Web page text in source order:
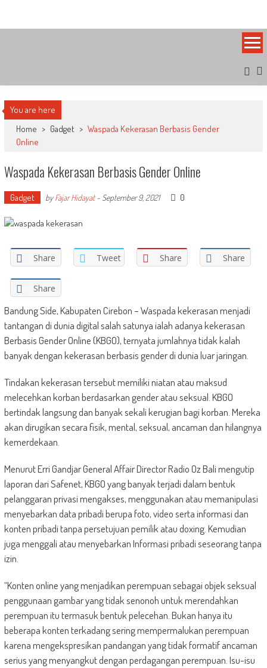
content
You are here
Home > Gadget > Waspada Kekerasan Berbasis Gender
Online
Waspada Kekerasan Berbasis Gender Online
Gadget byFajar Hidayat- September 9, 2021 0
Share Tweet Share Share
Share
Bandung Side, Kabupaten Cirebon – Waspada kekerasan menjadi
tantangan di dunia digital salah satunya ialah adanya kekerasan
Berbasis Gender Online (KBGO), ternyata jumlahnya tidak kalah
banyak dengan kekerasan berbasis gender di dunia luar jaringan.
Tindakan kekerasan tersebut memiliki niatan atau maksud
melecehkan korban berdasarkan gender atau seksual. KBGO
bertindak langsung dan banyak sekali kerugian bagi korban. Mereka
akan dirugikan secara fisik, mental, seksual, ancaman dan hilangnya
kemerdekaan.
Menurut Erri Gandjar General Affair Director Radio Oz Bali mengutip
laporan dari Safenet, KBGO yang banyak terjadi dalam bentuk
pelanggaran privasi mengakses, menggunakan atau memanipulasi
menyebarkan data pribadi berupa foto, video serta informasi dan
konten pribadi tanpa persetujuan pemilik atau doxing. Kemudian
juga menggali atau menyebarkan Informasi pribadi seseorang tanpa
izin.
“Konten online yang menjadikan perempuan sebagai objek seksual
penggunaan gambar yang tidak senonoh untuk merendahkan
perempuan itu termasuk bentuk pelecehan. Bukan hanya itu
beberapa konten terkadang sering mempermalukan perempuan
karena mengekspresikan pandangan yang tidak formatif ancaman
serius yang menyangkut dengan perdagangan perempuan. Isu-isu